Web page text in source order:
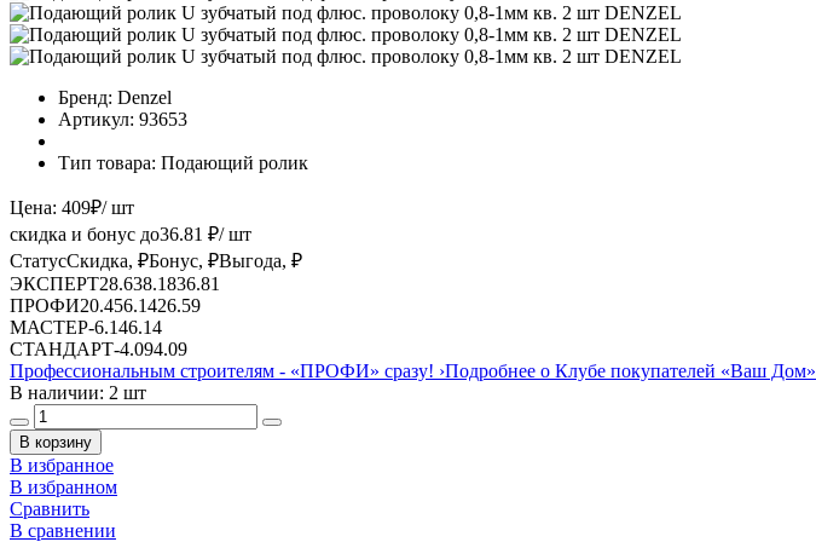
Бренд: Denzel
Артикул: 93653
Тип товара: Подающий ролик
Цена: 409₽/ шт
скидка и бонус до36.81 ₽/ шт
СтатусСкидка, ₽Бонус, ₽Выгода, ₽
ЭКСПЕРТ28.638.1836.81
ПРОФИ20.456.1426.59
МАСТЕР-6.146.14
СТАНДАРТ-4.094.09
Профессиональным строителям - «ПРОФИ» сразу! ›Подробнее о Клубе покупателей «Ваш Дом»
В наличии: 2 шт
В корзину
В избранное
В избранном
Сравнить
В сравнении